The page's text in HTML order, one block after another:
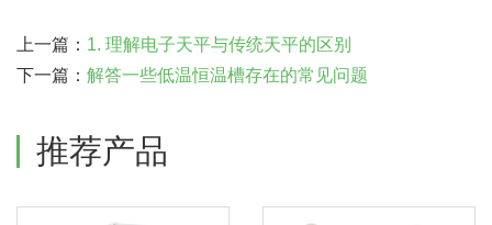
上一篇： 1. 理解电子天平与传统天平的区别
下一篇： 解答一些低温恒温槽存在的常见问题
推荐产品